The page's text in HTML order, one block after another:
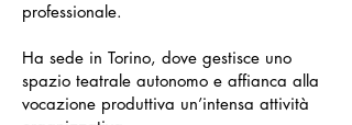
professionale.
Ha sede in Torino, dove gestisce uno
spazio teatrale autonomo e affianca alla
vocazione produttiva un’intensa attività